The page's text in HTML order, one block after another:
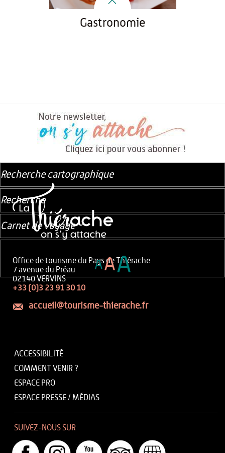
Gastronomie
Office de tourisme du Pays de Thiérache
7 avenue du Préau
02140 VERVINS
+33 (0)3 23 91 30 10
accueil@tourisme-thierache.fr
ACCESSIBILITÉ
COMMENT VENIR ?
ESPACE PRO
ESPACE PRESSE / MÉDIAS
SUIVEZ-NOUS SUR
Recherche cartographique
Recherche
Carnet de voyage
AAA